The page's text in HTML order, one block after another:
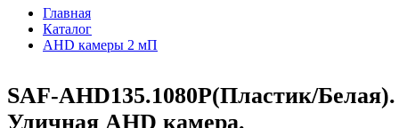
Главная
Каталог
AHD камеры 2 мП
SAF-AHD135.1080P(Пластик/Белая).
Уличная AHD камера.